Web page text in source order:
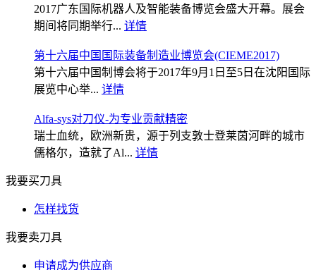
2017广东国际机器人及智能装备博览会盛大开幕。展会
期间将同期举行... 详情
第十六届中国国际装备制造业博览会(CIEME2017)
第十六届中国制博会将于2017年9月1日至5日在沈阳国际
展览中心举... 详情
Alfa-sys对刀仪-为专业贡献精密
瑞士血统，欧洲新贵，源于列支敦士登莱茵河畔的城市
儒格尔，造就了Al... 详情
我要买刀具
怎样找货
我要卖刀具
申请成为供应商